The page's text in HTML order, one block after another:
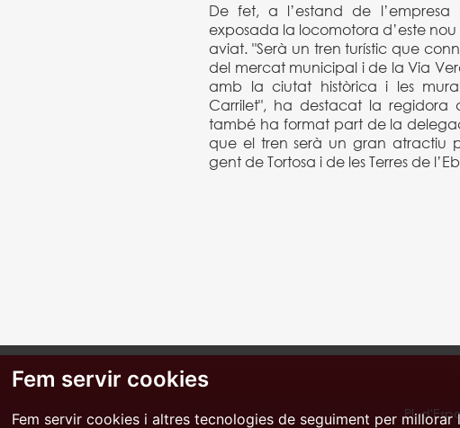
Fem servir cookies
Fem servir cookies i altres tecnologies de seguiment per
De fet, a l’estand de l’empresa
exposada la locomotora d’este
aviat. "Serà un tren turístic que
del mercat municipal i de la Via
amb la ciutat històrica i les
Carrilet", ha destacat la regidora
també ha format part de la
que el tren serà un gran atractiu
gent de Tortosa i de les Terres de
Pl.